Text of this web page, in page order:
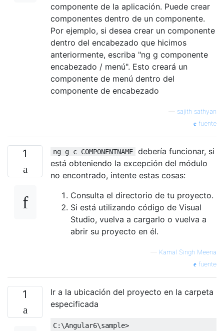
componente de la aplicación. Puede crear
componentes dentro de un componente.
Por ejemplo, si desea crear un componente
dentro del encabezado que hicimos
anteriormente, escriba "ng g componente
encabezado / menú". Esto creará un
componente de menú dentro del
componente de encabezado
sajith sathyan
fuente
1 ng g c COMPONENTNAME
debería funcionar, si
está obteniendo la excepción del módulo
no encontrado, intente estas cosas:
Consulta el directorio de tu proyecto.
Si está utilizando código de Visual
Studio, vuelva a cargarlo o vuelva a
abrir su proyecto en él.
— Kamal Singh Meena
fuente
1
Ir a la ubicación del proyecto en la carpeta
especificada